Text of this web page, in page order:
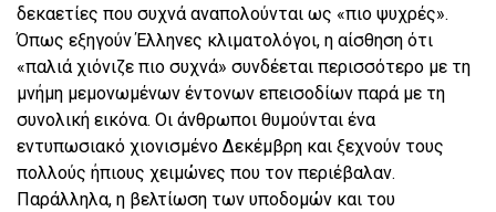
δεκαετίες που συχνά αναπολούνται ως «πιο ψυχρές».
Όπως εξηγούν Έλληνες κλιματολόγοι, η αίσθηση ότι
«παλιά χιόνιζε πιο συχνά» συνδέεται περισσότερο με τη
μνήμη μεμονωμένων έντονων επεισοδίων παρά με τη
συνολική εικόνα. Οι άνθρωποι θυμούνται ένα
εντυπωσιακό χιονισμένο Δεκέμβρη και ξεχνούν τους
πολλούς ήπιους χειμώνες που τον περιέβαλαν.
Παράλληλα, η βελτίωση των υποδομών και του